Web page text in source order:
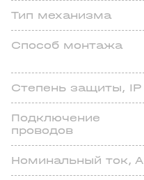
Тип механизма
Спoсоб монтажа
Степень зaщиты, IP
Подключение
проводов
Номинальный ток, А